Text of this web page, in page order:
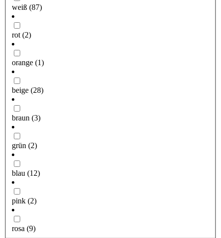
weiß (87)
rot (2)
orange (1)
beige (28)
braun (3)
grün (2)
blau (12)
pink (2)
rosa (9)